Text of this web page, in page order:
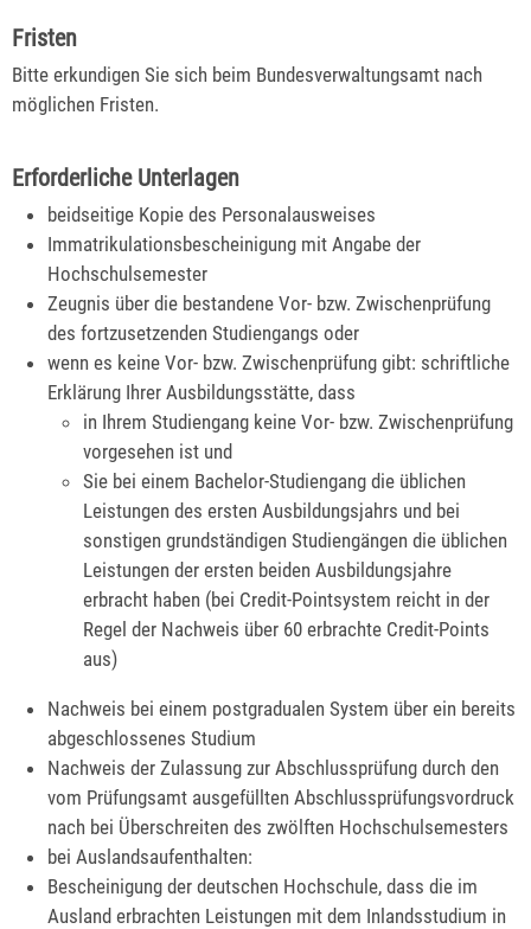
Fristen
Bitte erkundigen Sie sich beim Bundesverwaltungsamt nach
möglichen Fristen.
Erforderliche Unterlagen
beidseitige Kopie des Personalausweises
Immatrikulationsbescheinigung mit Angabe der
Hochschulsemester
Zeugnis über die bestandene Vor- bzw. Zwischenprüfung
des fortzusetzenden Studiengangs oder
wenn es keine Vor- bzw. Zwischenprüfung gibt: schriftliche
Erklärung Ihrer Ausbildungsstätte, dass
in Ihrem Studiengang keine Vor- bzw. Zwischenprüfung
vorgesehen ist und
Sie bei einem Bachelor-Studiengang die üblichen
Leistungen des ersten Ausbildungsjahrs und bei
sonstigen grundständigen Studiengängen die üblichen
Leistungen der ersten beiden Ausbildungsjahre
erbracht haben (bei Credit-Pointsystem reicht in der
Regel der Nachweis über 60 erbrachte Credit-Points
aus)
Nachweis bei einem postgradualen System über ein bereits
abgeschlossenes Studium
Nachweis der Zulassung zur Abschlussprüfung durch den
vom Prüfungsamt ausgefüllten Abschlussprüfungsvordruck
nach bei Überschreiten des zwölften Hochschulsemesters
bei Auslandsaufenthalten:
Bescheinigung der deutschen Hochschule, dass die im
Ausland erbrachten Leistungen mit dem Inlandsstudium in